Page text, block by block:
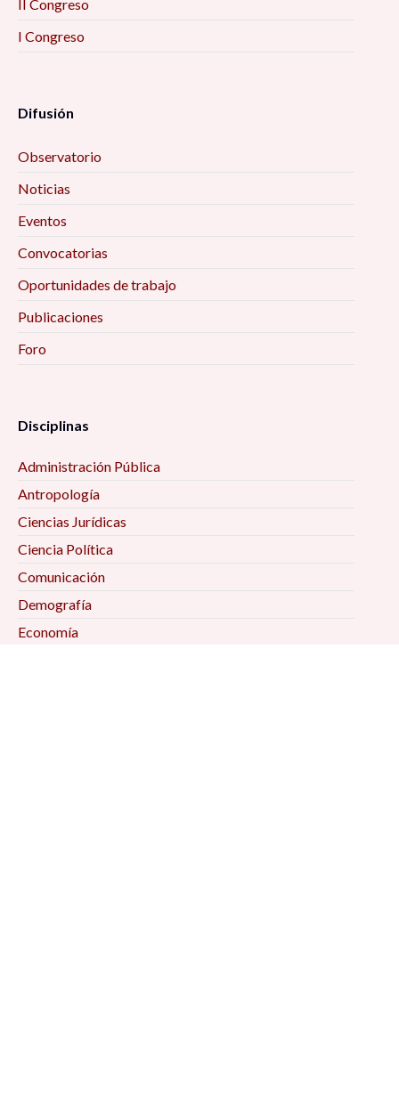
II Congreso
I Congreso
Difusión
Observatorio
Noticias
Eventos
Convocatorias
Oportunidades de trabajo
Publicaciones
Foro
Disciplinas
Administración Pública
Antropología
Ciencias Jurídicas
Ciencia Política
Comunicación
Demografía
Economía